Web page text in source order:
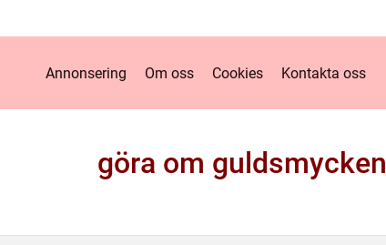
Annonsering Om oss Cookies Kontakta oss
göra om guldsmycken